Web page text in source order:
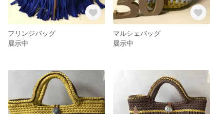
フリンジバッグ
展示中
マルシェバッグ
展示中